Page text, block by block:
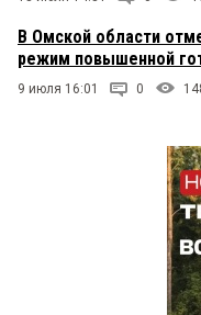
В Омской области
режим повышенной
9 июля 16:01 0